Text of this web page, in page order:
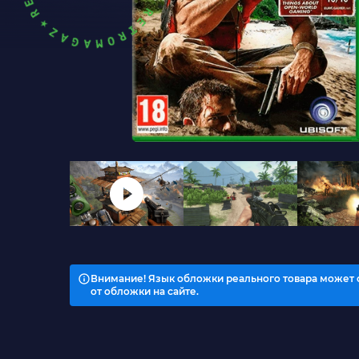
Внимание! Язык обложки реального товара может
от обложки на сайте.